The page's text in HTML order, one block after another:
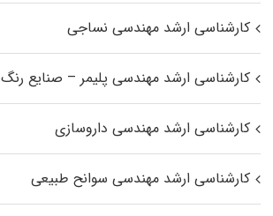
کارشناسی ارشد مهندسی نساجی
کارشناسی ارشد مهندسی پلیمر – صنایع رنگ
کارشناسی ارشد مهندسی داروسازی
کارشناسی ارشد مهندسی سوانح طبیعی